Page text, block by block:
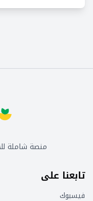
منصة شاملة
تابعنا على
فيسبوك